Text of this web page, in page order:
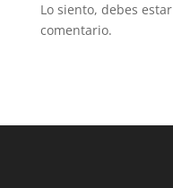
Lo siento, debes estar
comentario.